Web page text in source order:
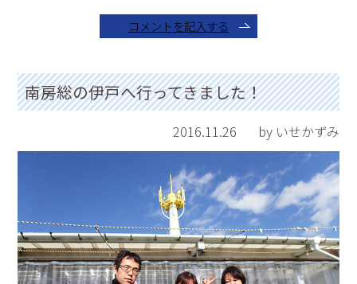
コメントを記入する
南房総の伊戸へ行ってきました！
2016.11.26 by いせかずみ